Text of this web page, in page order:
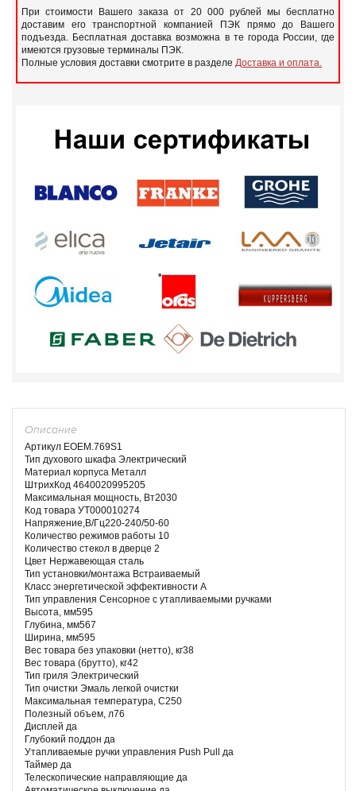
При стоимости Вашего заказа от 20 000 рублей мы бесплатно
доставим его транспортной компанией ПЭК прямо до Вашего
подъезда. Бесплатная доставка возможна в те города России, где
имеются грузовые терминалы ПЭК.
Полные условия доставки смотрите в разделе Доставка и оплата.
Описание
Артикул EOEM.769S1
Тип духового шкафа Электрический
Материал корпуса Металл
ШтрихКод 4640020995205
Максимальная мощность, Вт2030
Код товара УТ000010274
Напряжение,В/Гц220-240/50-60
Количество режимов работы 10
Количество стекол в дверце 2
Цвет Нержавеющая сталь
Тип установки/монтажа Встраиваемый
Класс энергетической эффективности A
Тип управления Сенсорное с утапливаемыми ручками
Высота, мм595
Глубина, мм567
Ширина, мм595
Вес товара без упаковки (нетто), кг38
Вес товара (брутто), кг42
Тип гриля Электрический
Тип очистки Эмаль легкой очистки
Максимальная температура, С250
Полезный объем, л76
Дисплей да
Глубокий поддон да
Утапливаемые ручки управления Push Pull да
Таймер да
Телескопические направляющие да